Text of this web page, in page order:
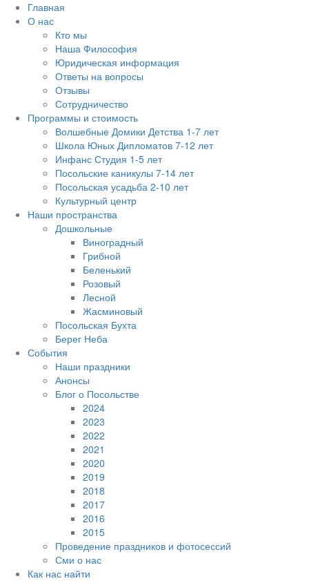
Главная
О нас
Кто мы
Наша Философия
Юридическая информация
Ответы на вопросы
Отзывы
Сотрудничество
Программы и стоимость
Волшебные Домики Детства 1-7 лет
Школа Юных Дипломатов 7-12 лет
Инфанс Студия 1-5 лет
Посольские каникулы 7-14 лет
Посольская усадьба 2-10 лет
Культурный центр
Наши пространства
Дошкольные
Виноградный
Грибной
Беленький
Розовый
Лесной
Жасминовый
Посольская Бухта
Берег Неба
События
Наши праздники
Анонсы
Блог о Посольстве
2024
2023
2022
2021
2020
2019
2018
2017
2016
2015
Проведение праздников и фотосессий
Сми о нас
Как нас найти